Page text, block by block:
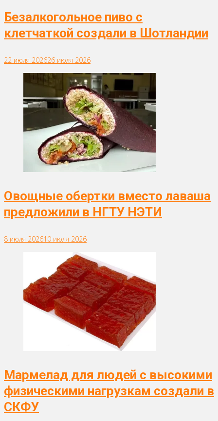
Безалкогольное пиво с
клетчаткой создали в Шотландии
22 июля 202626 июля 2026
Овощные обертки вместо лаваша
предложили в НГТУ НЭТИ
8 июля 202610 июля 2026
Мармелад для людей с высокими
физическими нагрузкам создали в
СКФУ